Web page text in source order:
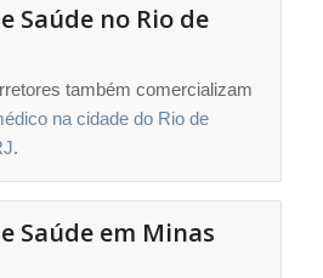
Saúde no Rio de
também comercializam
na cidade do Rio de
.
Saúde em Minas